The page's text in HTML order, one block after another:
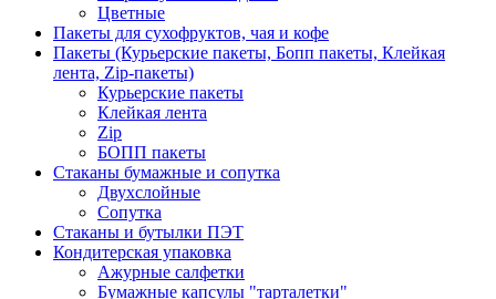
Цветные
Пакеты для сухофруктов, чая и кофе
Пакеты (Курьерские пакеты, Бопп пакеты, Клейкая
лента, Zip-пакеты)
Курьерские пакеты
Клейкая лента
Zip
БОПП пакеты
Стаканы бумажные и сопутка
Двухслойные
Сопутка
Стаканы и бутылки ПЭТ
Кондитерская упаковка
Ажурные салфетки
Бумажные капсулы "тарталетки"